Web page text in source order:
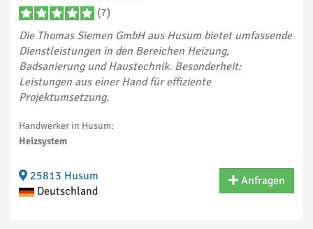
(7)
Die Thomas Siemen GmbH aus Husum bietet umfassende
Dienstleistungen in den Bereichen Heizung,
Badsanierung und Haustechnik. Besonderheit:
Leistungen aus einer Hand für effiziente
Projektumsetzung.
Handwerker in Husum:
Heizsystem
25813 Husum
Deutschland
Anfragen